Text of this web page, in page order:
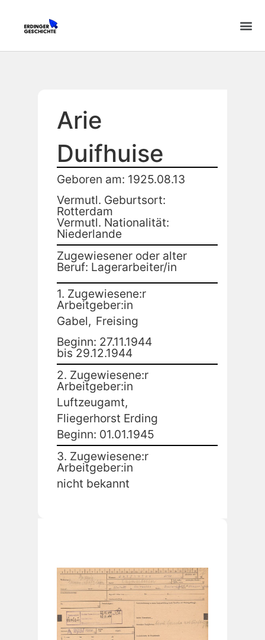
Arie
Duifhuise
Geboren am: 1925.08.13
Vermutl. Geburtsort:
Rotterdam
Vermutl. Nationalität:
Niederlande
Zugewiesener oder alter
Beruf: Lagerarbeiter/in
1. Zugewiesene:r
Arbeitgeber:in
Gabel, Freising
Beginn: 27.11.1944
bis 29.12.1944
2. Zugewiesene:r
Arbeitgeber:in
Luftzeugamt,
Fliegerhorst Erding
Beginn: 01.01.1945
3. Zugewiesene:r
Arbeitgeber:in
nicht bekannt